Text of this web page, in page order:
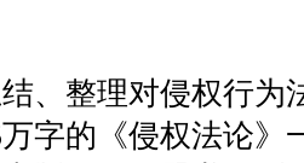
整理对侵权行为
字的《侵权法论》